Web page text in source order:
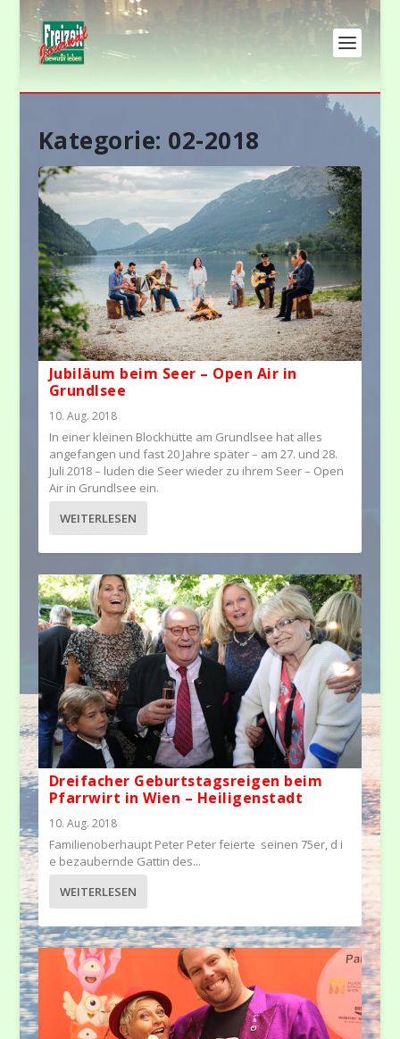
Kategorie: 02-2018
Jubiläum beim Seer – Open Air in
Grundlsee
10. Aug. 2018
In einer kleinen Blockhütte am Grundlsee hat alles
angefangen und fast 20 Jahre später – am 27. und 28.
Juli 2018 – luden die Seer wieder zu ihrem Seer – Open
Air in Grundlsee ein.
WEITERLESEN
Dreifacher Geburtstagsreigen beim
Pfarrwirt in Wien – Heiligenstadt
10. Aug. 2018
Familienoberhaupt Peter Peter feierte seinen 75er, d i
e bezaubernde Gattin des...
WEITERLESEN